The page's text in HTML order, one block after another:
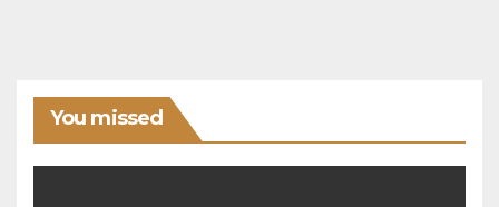
You missed